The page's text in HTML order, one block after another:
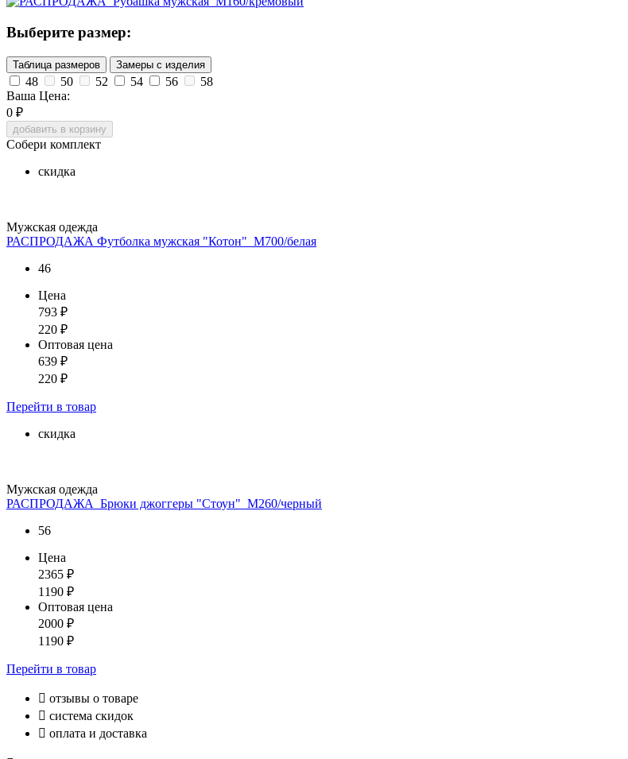
Выберите размер:
Таблица размеров Замеры с изделия
48 50 52 54 56
58
Ваша Цена:
0 ₽
добавить в корзину
Собери комплект
скидка
Мужская одежда
РАСПРОДАЖА Футболка мужская "Котон"_М700/белая
46
Цена
793 ₽
220 ₽
Оптовая цена
639 ₽
220 ₽
Перейти в товар
скидка
Мужская одежда
РАСПРОДАЖА_Брюки джоггеры "Стоун"_М260/черный
56
Цена
2365 ₽
1190 ₽
Оптовая цена
2000 ₽
1190 ₽
Перейти в товар
 отзывы о товаре
 система скидок
 оплата и доставка